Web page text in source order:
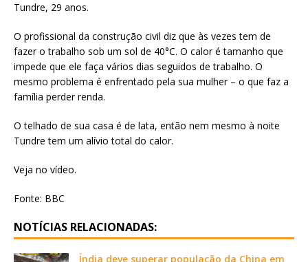
Tundre, 29 anos.
O profissional da construção civil diz que às vezes tem de
fazer o trabalho sob um sol de 40°C. O calor é tamanho que
impede que ele faça vários dias seguidos de trabalho. O
mesmo problema é enfrentado pela sua mulher – o que faz a
família perder renda.
O telhado de sua casa é de lata, então nem mesmo à noite
Tundre tem um alívio total do calor.
Veja no vídeo.
Fonte: BBC
NOTÍCIAS RELACIONADAS:
Índia deve superar população da China em